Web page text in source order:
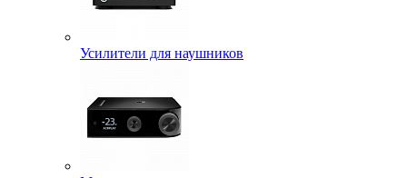
Усилители для наушников